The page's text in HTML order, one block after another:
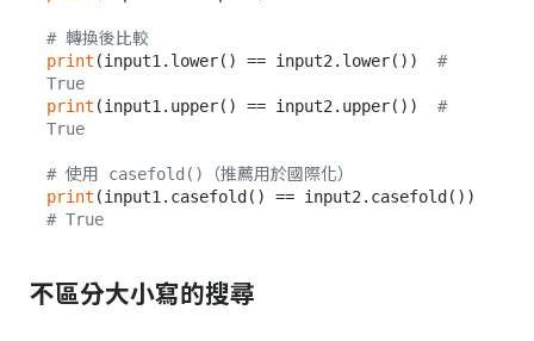
# 轉換後比較
print (input1.lower() == input2.lower()) #
True
print (input1.upper() == input2.upper()) #
True
# 使用 casefold()（推薦用於國際化）
print
# True
不區分大小寫的搜尋